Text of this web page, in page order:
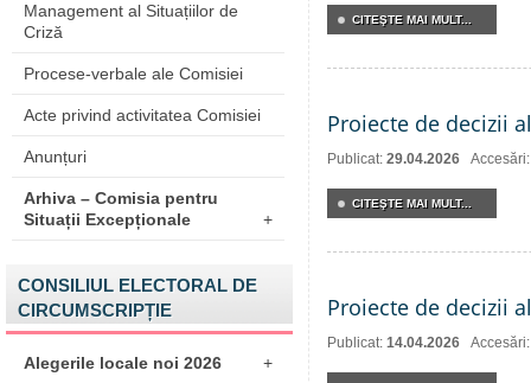
Management al Situațiilor de
Criză
Procese-verbale ale Comisiei
Acte privind activitatea Comisiei
Anunțuri
Arhiva – Comisia pentru
Situații Excepționale
+
CONSILIUL ELECTORAL DE
CIRCUMSCRIPȚIE
Alegerile locale noi 2026 +
CITEŞTE MAI MULT...
Proiecte de decizii
Publicat: 29.04.2026
CITEŞTE MAI MULT...
Proiecte de decizii
Publicat: 14.04.2026